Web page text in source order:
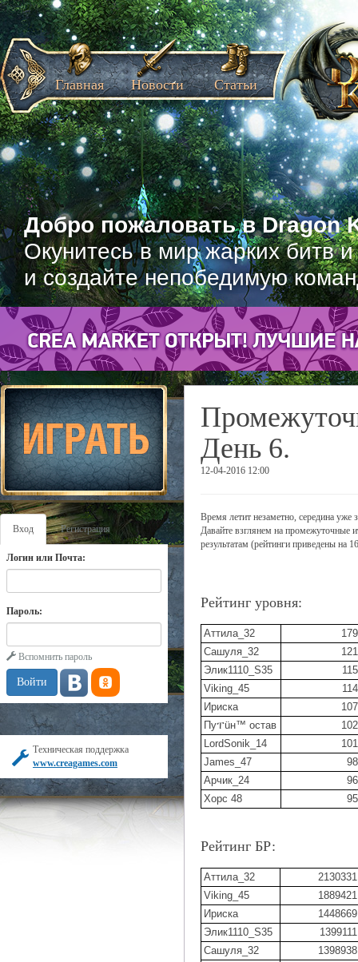
Добро пожаловать в Dragon
Окунитесь в мир жарких битв
и создайте непобедимую
Главная Новости Статьи
Вход Регистрация
Логин или Почта:
Пароль:
Вспомнить пароль
Техническая поддержка
www.creagames.com
День 6.
12-04-2016 12:00
Время летит незаметно, середина уже
Давайте взглянем на промежуточные
результатам (рейтинги приведены на
Рейтинг уровня:
Аттила_32
179
Сашуля_32
121
Элик1110_S35
115
Viking_45
114
Ириска
107
Пуፐüн™ остав
102
LordSonik_14
101
James_47
98
Арчик_24
96
Хорс 48
95
Рейтинг БР:
Аттила_32
2130331
Viking_45
1889421
Ириска
1448669
Элик1110_S35
1399111
Сашуля_32
1398938